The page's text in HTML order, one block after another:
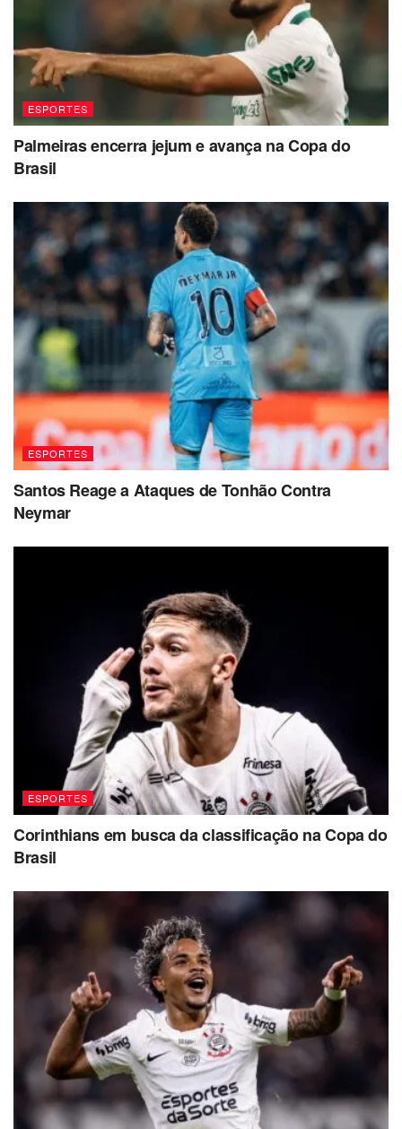
ESPORTES
Palmeiras encerra jejum e avança na Copa do
Brasil
ESPORTES
Santos Reage a Ataques de Tonhão Contra
Neymar
ESPORTES
Corinthians em busca da classificação na Copa do
Brasil